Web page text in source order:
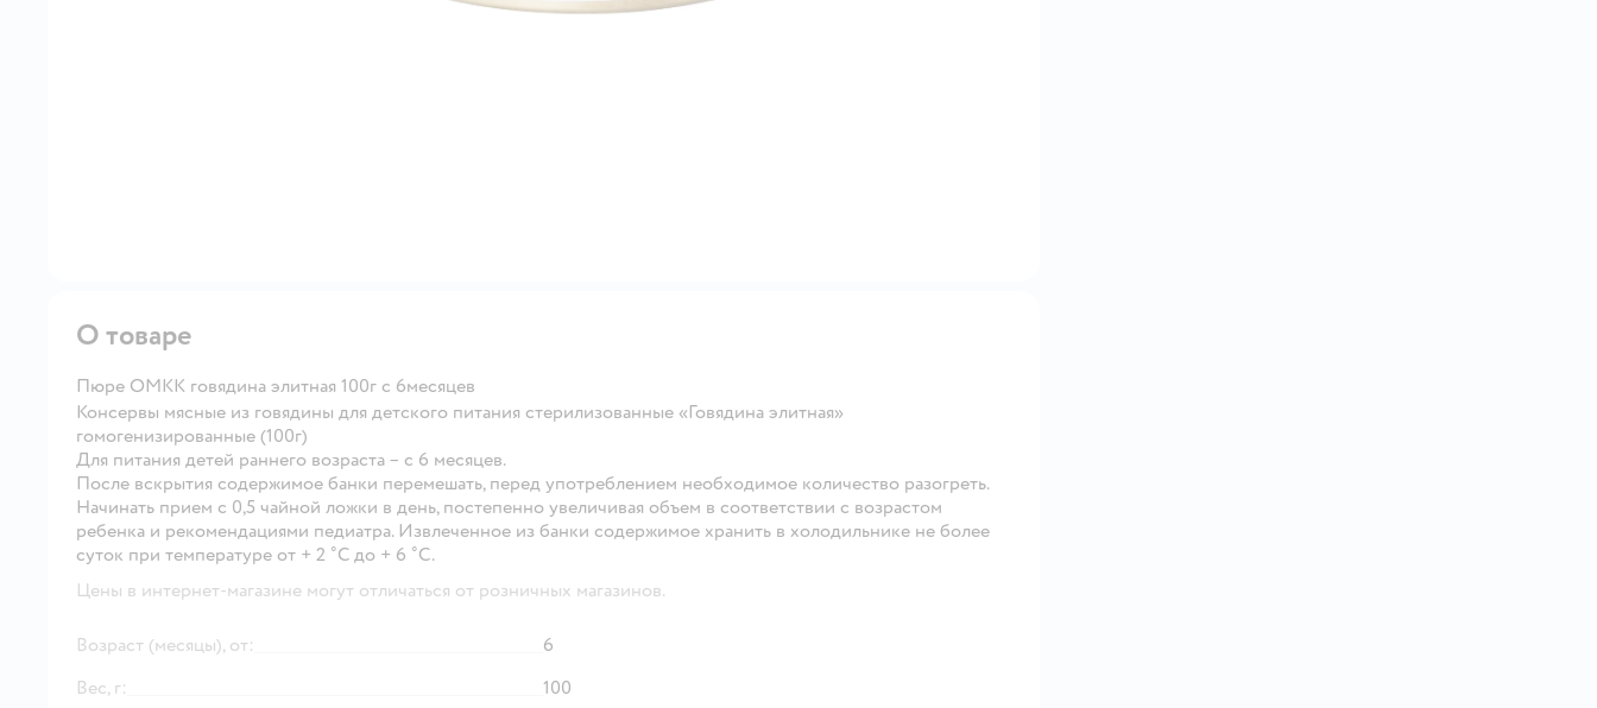
О товаре
Пюре ОМКК говядина элитная 100г с 6месяцев
Консервы мясные из говядины для детского питания стерилизованные «Говядина элитная»
гомогенизированные (100г)
Для питания детей раннего возраста – с 6 месяцев.
После вскрытия содержимое банки перемешать, перед употреблением необходимое количество разогреть.
Начинать прием с 0,5 чайной ложки в день, постепенно увеличивая объем в соответствии с возрастом
ребенка и рекомендациями педиатра. Извлеченное из банки содержимое хранить в холодильнике не более
суток при температуре от + 2 ˚С до + 6 ˚С.
Цены в интернет-магазине могут отличаться от розничных магазинов.
Возраст (месяцы), от:
6
Вес, г:
100